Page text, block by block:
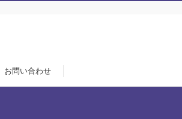
お問い合わせ